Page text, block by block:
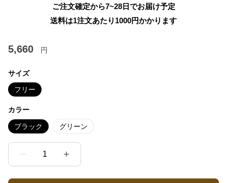
ご注文確定から7~28日でお届け予定
送料は1注文あたり 1000円かかります
5,660 円
サイズ
フリー
カラー
ブラック グリーン
1